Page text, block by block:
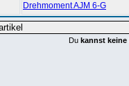
Drehmoment AJM 6-G
Du kannst keine